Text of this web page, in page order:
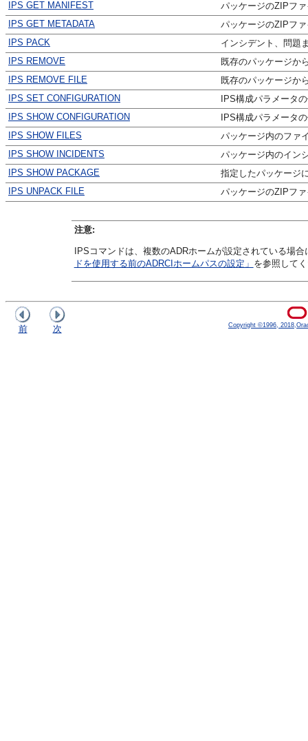
IPS GET MANIFEST
パッケージのZIPフ
IPS GET METADATA
パッケージのZIPフ
IPS PACK
インシデント、問題
IPS REMOVE
既存のパッケージか
IPS REMOVE FILE
既存のパッケージか
IPS SET CONFIGURATION
IPS構成パラメータ
IPS SHOW CONFIGURATION
IPS構成パラメータ
IPS SHOW FILES
パッケージ内のファ
IPS SHOW INCIDENTS
パッケージ内のイン
IPS SHOW PACKAGE
指定したパッケージ
IPS UNPACK FILE
パッケージのZIPフ
注意:
IPSコマンドは、複数のADRホームが設定されている場
ドを使用する前のADRCIホームパスの設定」 を参照して
前 次 Copyright ©1996,